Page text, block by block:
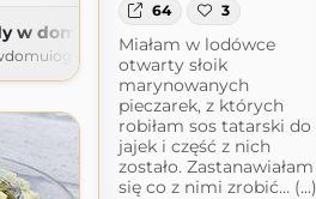
w domu i ogrodzie
64 3
Miałam w lodówce
otwarty słoik
marynowanych
pieczarek, z których
robiłam sos tatarski do
jajek i część z nich
zostało. Zastanawiałam
się co z nimi zrobić… (...)